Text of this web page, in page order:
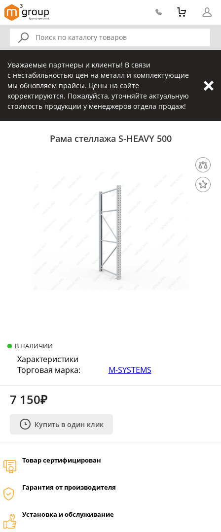
Уважаемые партнеры и клиенты! В связи
с нестабильностью цен на металл и комплектующие
мы обновляем прайсы. Цены на сайте
корректируются. Пожалуйста, уточняйте актуальную
стоимость продукции у менеджеров отдела продаж!
Рама стеллажа S-HEAVY 500
В НАЛИЧИИ
Характеристики
Торговая марка:
M-SYSTEMS
7 150₽
Купить в один клик
Товар сертифицирован
Гарантия от производителя
Установка и обслуживание